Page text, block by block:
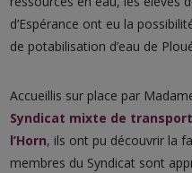
d’Espérance ont eu la
de potabilisation d’eau de
Accueillis sur place par
Syndicat mixte de
l’Horn, ils ont pu découvrir la
membres du Syndicat sont